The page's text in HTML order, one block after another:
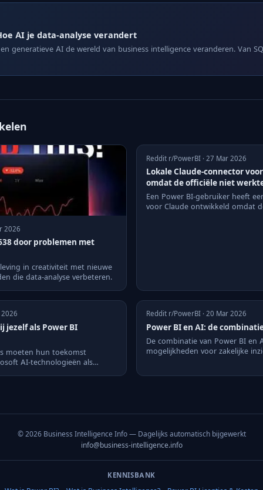
AI je data-analyse verandert
generatieve AI de wereld van business intelligence veranderen. Van
2026
door problemen met
in creativiteit met nieuwe
die data-analyse verbeteren.
Reddit r/PowerBI · 27 Mar 2026
Lokale Claude-connector
omdat de officiële niet
Een Power BI-gebruiker heeft
voor Claude ontwikkeld omdat
2026
jezelf als Power BI
moeten hun toekomst
AI-technologieën als
Reddit r/PowerBI · 20 Mar 2026
Power BI en AI: de
De combinatie van Power BI en
mogelijkheden voor zakelijke
© 2026 Business Intelligence Info — Dagelijks automatisch bijgewerkt
info@business-intelligence.info
KENNISBANK